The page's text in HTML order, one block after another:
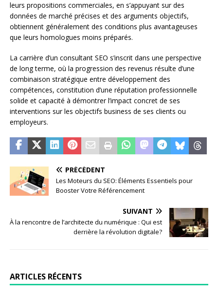
leurs propositions commerciales, en s’appuyant sur des
données de marché précises et des arguments objectifs,
obtiennent généralement des conditions plus avantageuses
que leurs homologues moins préparés.
La carrière d’un consultant SEO s’inscrit dans une perspective
de long terme, où la progression des revenus résulte d’une
combinaison stratégique entre développement des
compétences, constitution d’une réputation professionnelle
solide et capacité à démontrer l’impact concret de ses
interventions sur les objectifs business de ses clients ou
employeurs.
PRÉCÉDENT
Les Moteurs du SEO: Éléments Essentiels pour
Booster Votre Référencement
SUIVANT
À la rencontre de l’architecte du numérique : Qui est
derrière la révolution digitale?
ARTICLES RÉCENTS